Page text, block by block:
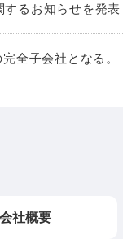
するお知らせを発表
全子会社となる。
会社概要